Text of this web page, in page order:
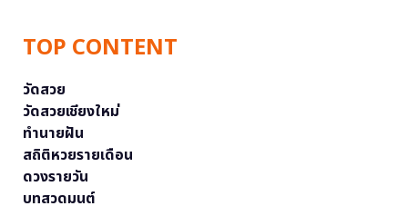
TOP CONTENT
วัดสวย
วัดสวยเชียงใหม่
ทำนายฝัน
สถิติหวยรายเดือน
ดวงรายวัน
บทสวดมนต์